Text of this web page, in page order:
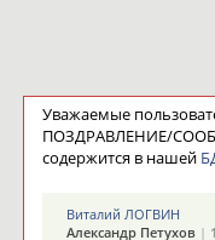
Уважаемые
ПОЗДРАВЛЕНИЕ/
содержится в нашей
Виталий ЛОГВИН
Александр Петухов|